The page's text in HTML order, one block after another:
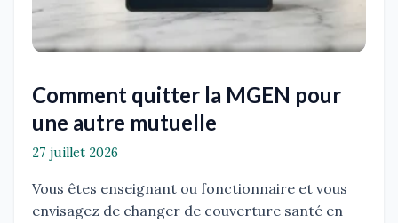
Comment quitter la MGEN pour
une autre mutuelle
27 juillet 2026
Vous êtes enseignant ou fonctionnaire et vous
envisagez de changer de couverture santé en